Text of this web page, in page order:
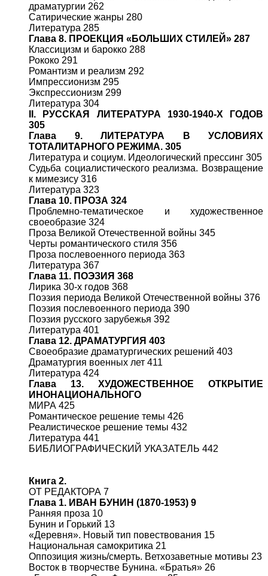
драматургии 262
Сатирические жанры 280
Литература 285
Глава 8. ПРОЕКЦИЯ «БОЛЬШИХ СТИЛЕЙ» 287
Классицизм и барокко 288
Рококо 291
Романтизм и реализм 292
Импрессионизм 295
Экспрессионизм 299
Литература 304
. РУССКАЯ ЛИТЕРАТУРА 1930-1940-Х ГОДОВ
305
Глава 9. ЛИТЕРАТУРА В УСЛОВИЯХ
ТОТАЛИТАРНОГО РЕЖИМА. 305
Литература и социум. Идеологический прессинг 305
Судьба социалистического реализма. Возвращение
к мимезису 316
Литература 323
Глава 10. ПРОЗА 324
Проблемно-тематическое и художественное
своеобразие 324
Проза Великой Отечественной войны 345
Черты романтического стиля 356
Проза послевоенного периода 363
Литература 367
Глава 11. ПОЭЗИЯ 368
Лирика 30-х годов 368
Поэзия периода Великой Отечественной войны 376
Поэзия послевоенного периода 390
Поэзия русского зарубежья 392
Литература 401
Глава 12. ДРАМАТУРГИЯ 403
Своеобразие драматургических решений 403
Драматургия военных лет 411
Литература 424
Глава 13. ХУДОЖЕСТВЕННОЕ ОТКРЫТИЕ
ИНОНАЦИОНАЛЬНОГО
МИРА 425
Романтическое решение темы 426
Реалистическое решение темы 432
Литература 441
БИБЛИОГРАФИЧЕСКИЙ УКАЗАТЕЛЬ 442
Книга 2.
ОТ РЕДАКТОРА 7
Глава 1. ИВАН БУНИН (1870-1953) 9
Ранняя проза 10
Бунин и Горький 13
«Деревня». Новый тип повествования 15
Национальная самокритика 21
Оппозиция жизнь/смерть. Ветхозаветные мотивы 23
Восток в творчестве Бунина. «Братья» 26